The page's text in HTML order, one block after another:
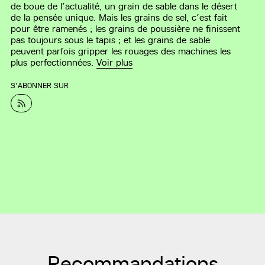
de boue de l’actualité, un grain de sable dans le désert
de la pensée unique. Mais les grains de sel, c’est fait
pour être ramenés ; les grains de poussière ne finissent
pas toujours sous le tapis ; et les grains de sable
peuvent parfois gripper les rouages des machines les
plus perfectionnées.Voir plus
S’ABONNER SUR